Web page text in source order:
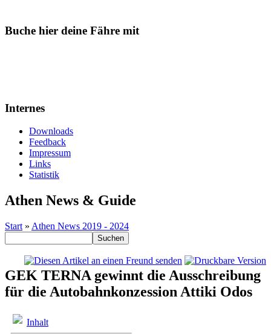
Buche hier deine Fähre mit
Internes
Downloads
Feedback
Impressum
Links
Statistik
Athen News & Guide
Start » Athen News 2019 - 2024
GEK TERNA gewinnt die Ausschreibung
für die Autobahnkonzession Attiki Odos
Inhalt